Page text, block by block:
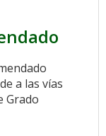
a las vías
Grado